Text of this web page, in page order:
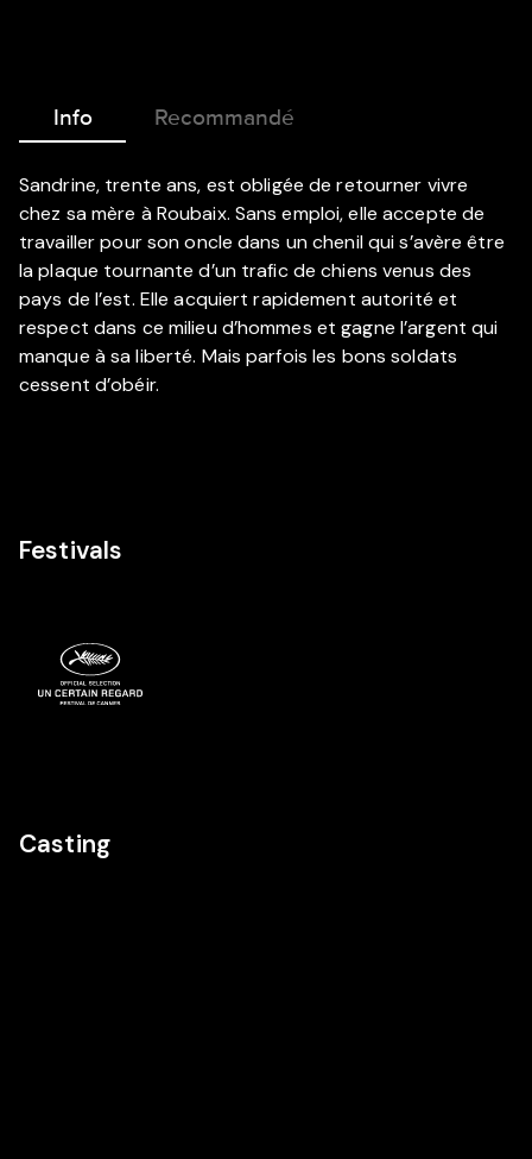
Info Recommandé
Sandrine, trente ans, est obligée de retourner vivre
chez sa mère à Roubaix. Sans emploi, elle accepte de
travailler pour son oncle dans un chenil qui s’avère être
la plaque tournante d’un trafic de chiens venus des
pays de l’est. Elle acquiert rapidement autorité et
respect dans ce milieu d’hommes et gagne l’argent qui
manque à sa liberté. Mais parfois les bons soldats
cessent d’obéir.
Festivals
Casting